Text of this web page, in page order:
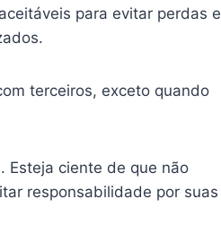
​​para evitar perdas e
terceiros, exceto quando
Esteja ciente de que não
responsabilidade por suas